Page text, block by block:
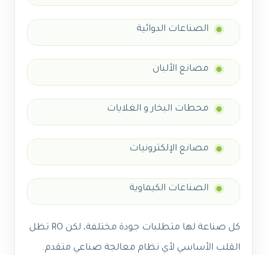
الصناعات الدوائية
مصانع الألبان
محطات البخار و الغلايات
مصانع الإلكترونيات
الصناعات الكيماوية
كل صناعة لها متطلبات جودة مختلفة، لكن RO تظل
القلب الأساسي لأي نظام معالجة صناعي متقدم.